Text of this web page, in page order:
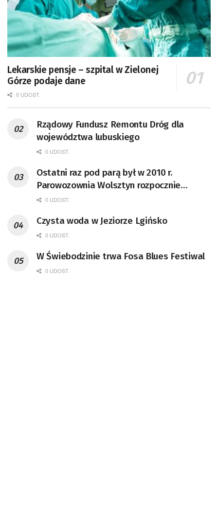
Lekarskie pensje – szpital w Zielonej
Górze podaje dane
0 UDOST.
Rządowy Fundusz Remontu Dróg dla
województwa lubuskiego
0 UDOST.
Ostatni raz pod parą był w 2010 r.
Parowozownia Wolsztyn rozpocznie
remont unikatowego Tr5-65
0 UDOST.
Czysta woda w Jeziorze Lgińsko
0 UDOST.
W Świebodzinie trwa Fosa Blues Festiwal
0 UDOST.